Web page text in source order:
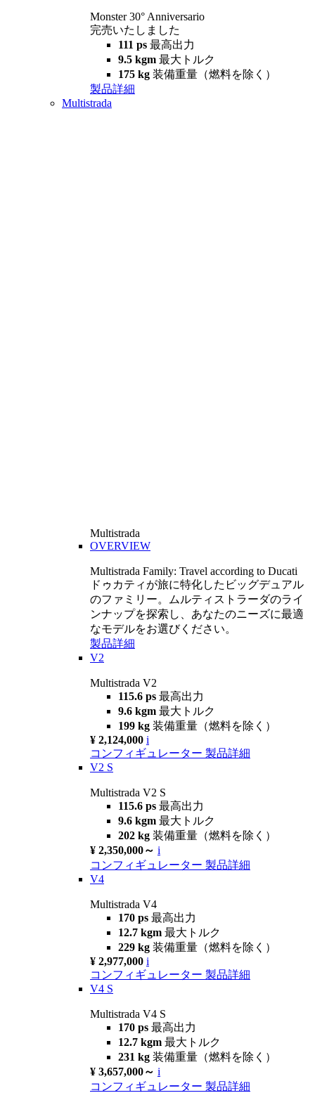
Monster 30° Anniversario
完売いたしました
111 ps 最高出力
9.5 kgm 最大トルク
175 kg 装備重量（燃料を除く）
製品詳細
Multistrada
Multistrada
OVERVIEW
Multistrada Family: Travel according to Ducati
ドゥカティが旅に特化したビッグデュアル
のファミリー。ムルティストラーダのライ
ンナップを探索し、あなたのニーズに最適
なモデルをお選びください。
製品詳細
V2
Multistrada V2
115.6 ps 最高出力
9.6 kgm 最大トルク
199 kg 装備重量（燃料を除く）
¥ 2,124,000 i
コンフィギュレーター 製品詳細
V2 S
Multistrada V2 S
115.6 ps 最高出力
9.6 kgm 最大トルク
202 kg 装備重量（燃料を除く）
¥ 2,350,000～ i
コンフィギュレーター 製品詳細
V4
Multistrada V4
170 ps 最高出力
12.7 kgm 最大トルク
229 kg 装備重量（燃料を除く）
¥ 2,977,000 i
コンフィギュレーター 製品詳細
V4 S
Multistrada V4 S
170 ps 最高出力
12.7 kgm 最大トルク
231 kg 装備重量（燃料を除く）
¥ 3,657,000～ i
コンフィギュレーター 製品詳細